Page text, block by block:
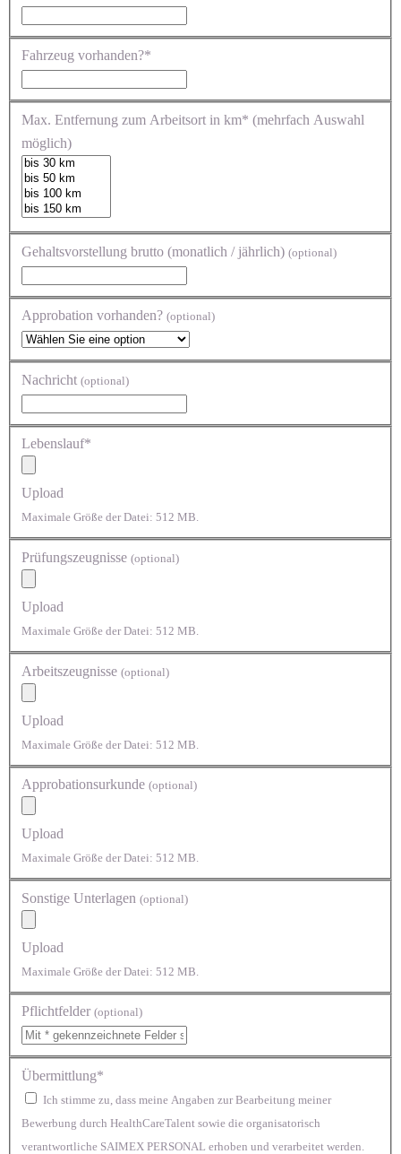
Fahrzeug vorhanden?*
Max. Entfernung zum Arbeitsort in km* (mehrfach Auswahl
möglich)
Gehaltsvorstellung brutto (monatlich / jährlich) (optional)
Approbation vorhanden? (optional)
Nachricht (optional)
Lebenslauf*
Upload
Maximale Größe der Datei: 512 MB.
Prüfungszeugnisse (optional)
Upload
Maximale Größe der Datei: 512 MB.
Arbeitszeugnisse (optional)
Upload
Maximale Größe der Datei: 512 MB.
Approbationsurkunde (optional)
Upload
Maximale Größe der Datei: 512 MB.
Sonstige Unterlagen (optional)
Upload
Maximale Größe der Datei: 512 MB.
Pflichtfelder (optional)
Übermittlung*
Ich stimme zu, dass meine Angaben zur Bearbeitung meiner
Bewerbung durch HealthCareTalent sowie die organisatorisch
verantwortliche SAIMEX PERSONAL erhoben und verarbeitet werden.